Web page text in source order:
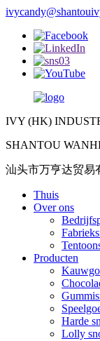
IVY (HK)
SHANTOU
汕头市万亨达贸易
Thuis
Over ons
Producten
Harde
Lolly